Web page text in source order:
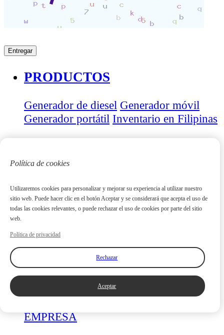
PRODUCTOS
Generador de diesel Generador móvil
Generador portátil Inventario en Filipinas
Sobre nosotros Historia Exposición
CASO
VIDEO
EMPRESA
Política de cookies
Utilizaremos cookies para personalizar y mejorar su experiencia al utilizar nuestro
sitio web. Puede hacer clic en el botón Aceptar y se considerará que acepta el uso de
todas las cookies relevantes, o puede rechazar el uso de cookies por parte del sitio
web.
Política de privacidad
Rechazar
Aceptar